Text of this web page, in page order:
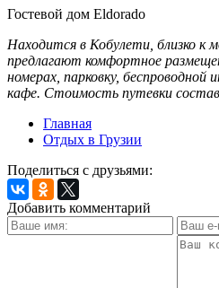
Гостевой дом Eldorado
Находится в Кобулети, близко
предлагают комфортное
номерах, парковку,
кафе. Стоимость путевки
Главная
Отдых в Грузии
Поделиться с друзьями:
Добавить комментарий